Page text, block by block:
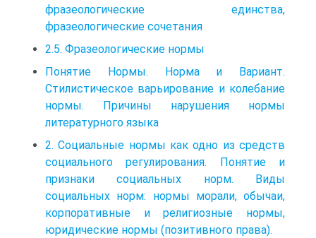
фразеологические единства,
фразеологические сочетания
2.5. Фразеологические нормы
Понятие Нормы. Норма и Вариант.
Стилистическое варьирование и колебание
нормы. Причины нарушения нормы
литературного языка
2. Социальные нормы как одно из средств
социального регулирования. Понятие и
признаки социальных норм. Виды
социальных норм: нормы морали, обычаи,
корпоративные и религиозные нормы,
юридические нормы (позитивного права).